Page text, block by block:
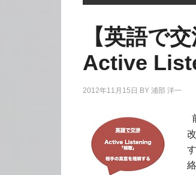
【英語で
Active
2012年11月15日 BY 浦部 洋一